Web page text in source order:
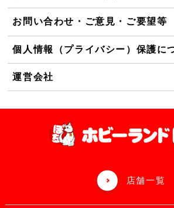
お問い合わせ・ご意見・ご要望等
個人情報（プライバシー）保護に
運営会社
店舗一覧